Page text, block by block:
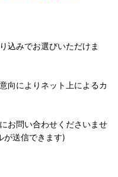
みでお選びいただけま
向によりネット上によるカ
お問い合わせくださいませ
送信できます)